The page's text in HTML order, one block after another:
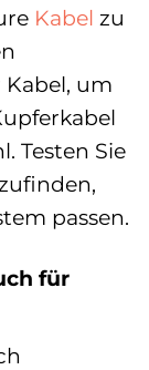
Kabel zu
um
Testen Sie
passen.
für